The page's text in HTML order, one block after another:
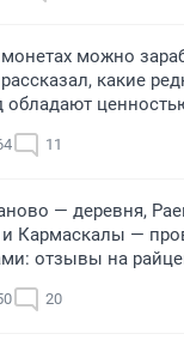
можно
какие
обладают
11
— деревня,
Кармаскалы —
отзывы на
20